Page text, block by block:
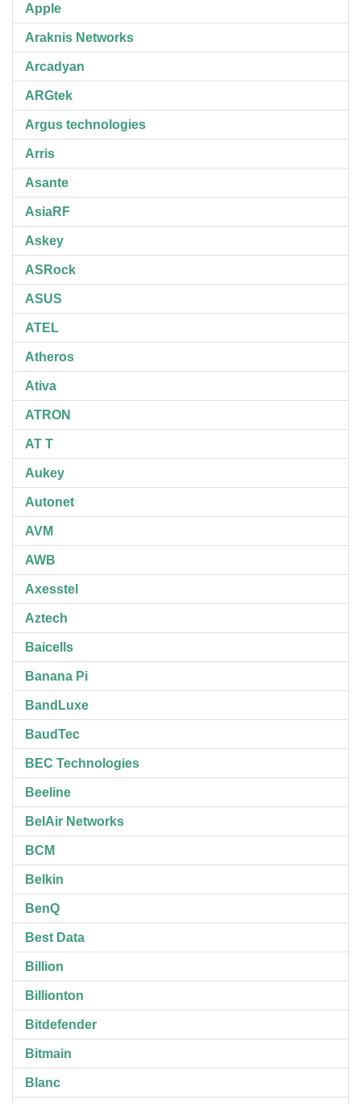
Apple
Araknis Networks
Arcadyan
ARGtek
Argus technologies
Arris
Asante
AsiaRF
Askey
ASRock
ASUS
ATEL
Atheros
Ativa
ATRON
AT T
Aukey
Autonet
AVM
AWB
Axesstel
Aztech
Baicells
Banana Pi
BandLuxe
BaudTec
BEC Technologies
Beeline
BelAir Networks
BCM
Belkin
BenQ
Best Data
Billion
Billionton
Bitdefender
Bitmain
Blanc